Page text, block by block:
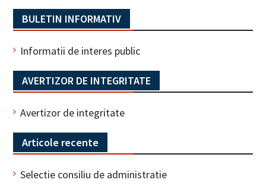
BULETIN INFORMATIV
Informatii de interes public
AVERTIZOR DE INTEGRITATE
Avertizor de integritate
Articole recente
Selectie consiliu de administratie